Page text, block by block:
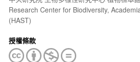
Research Center for Biodiversity,
(HAST)
授權條款